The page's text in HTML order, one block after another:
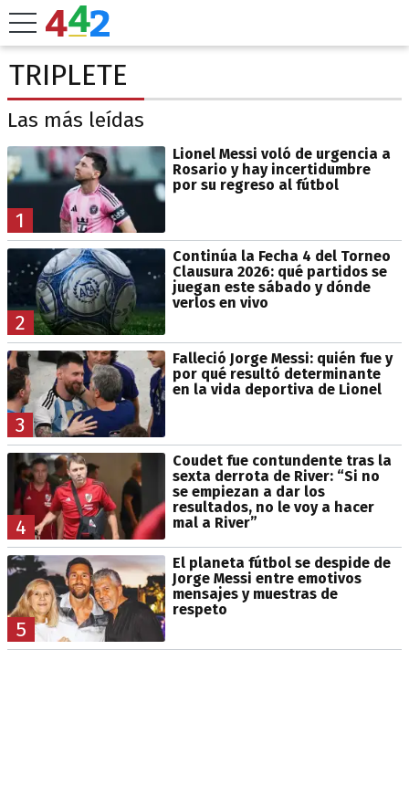
TRIPLETE
Las más leídas
1
Lionel Messi voló de urgencia a
Rosario y hay incertidumbre
por su regreso al fútbol
2
Continúa la Fecha 4 del Torneo
Clausura 2026: qué partidos se
juegan este sábado y dónde
verlos en vivo
3
Falleció Jorge Messi: quién fue y
por qué resultó determinante
en la vida deportiva de Lionel
4
Coudet fue contundente tras la
sexta derrota de River: “Si no
se empiezan a dar los
resultados, no le voy a hacer
mal a River”
5
El planeta fútbol se despide de
Jorge Messi entre emotivos
mensajes y muestras de
respeto